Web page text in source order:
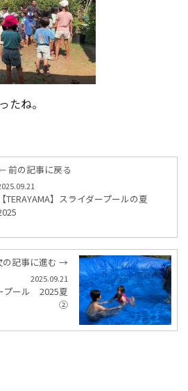
たね。
前の記事に戻る
【TERAYAMA】スライダープールの夏
の記事に進む →
2025.09.21
プール 2025夏
②